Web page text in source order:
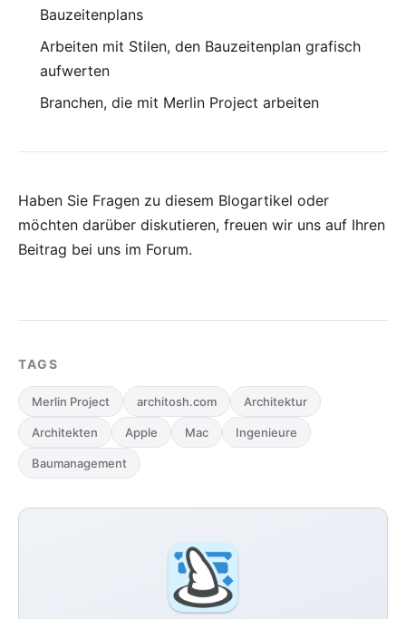
Bauzeitenplans
Arbeiten mit Stilen, den Bauzeitenplan grafisch
aufwerten
Branchen, die mit Merlin Project arbeiten
Haben Sie Fragen zu diesem Blogartikel oder
möchten darüber diskutieren, freuen wir uns auf Ihren
Beitrag bei uns im Forum.
TAGS
Merlin Project architosh.com Architektur
Architekten Apple Mac Ingenieure
Baumanagement